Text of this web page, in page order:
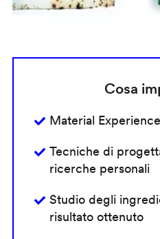
Cosa
Material Experience
Tecniche di
ricerche personali
Studio degli
risultato ottenuto